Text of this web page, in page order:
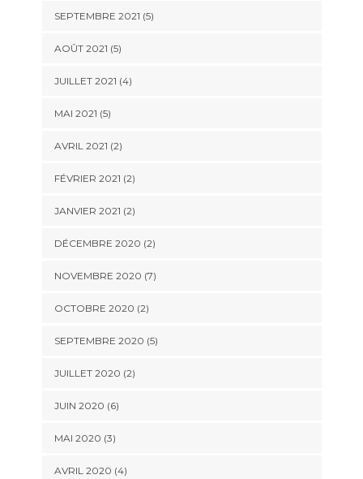
SEPTEMBRE 2021 (5)
AOÛT 2021 (5)
JUILLET 2021 (4)
MAI 2021 (5)
AVRIL 2021 (2)
FÉVRIER 2021 (2)
JANVIER 2021 (2)
DÉCEMBRE 2020 (2)
NOVEMBRE 2020 (7)
OCTOBRE 2020 (2)
SEPTEMBRE 2020 (5)
JUILLET 2020 (2)
JUIN 2020 (6)
MAI 2020 (3)
AVRIL 2020 (4)